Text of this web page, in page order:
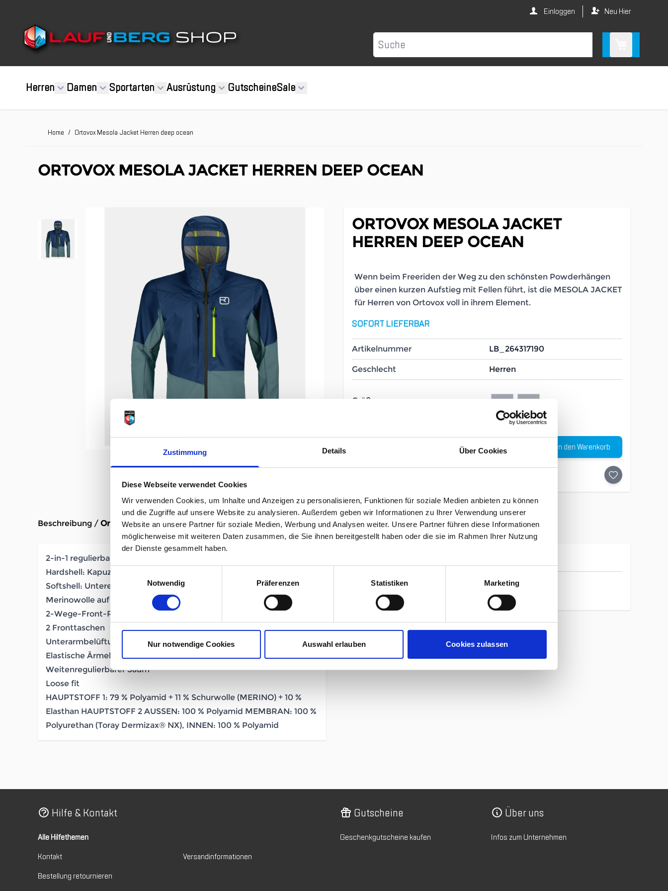
Zustimmung Details Über Cookies
Diese Webseite verwendet Cookies
Wir verwenden Cookies, um Inhalte und Anzeigen zu personalisieren, Funktionen für soziale Medien anbieten zu können
und die Zugriffe auf unsere Website zu analysieren. Außerdem geben wir Informationen zu Ihrer Verwendung unserer
Website an unsere Partner für soziale Medien, Werbung und Analysen weiter. Unsere Partner führen diese Informationen
möglicherweise mit weiteren Daten zusammen, die Sie ihnen bereitgestellt haben oder die sie im Rahmen Ihrer Nutzung
der Dienste gesammelt haben.
Einwilligungsauswahl
Notwendig
Präferenzen Statistiken Marketing
Nur notwendige Cookies Auswahl erlauben Cookies zulassen
Einloggen Neu Hier
Suche
Herren Damen Sportarten Ausrüstung GutscheineSale
Home / Ortovox Mesola Jacket Herren deep ocean
ORTOVOX MESOLA JACKET HERREN DEEP OCEAN
ORTOVOX MESOLA JACKET
HERREN DEEP OCEAN
Wenn beim Freeriden der Weg zu den schönsten Powderhängen
über einen kurzen Aufstieg mit Fellen führt, ist die MESOLA JACKET
für Herren von Ortovox voll in ihrem Element.
SOFORT LIEFERBAR
Artikelnummer LB_264317190
Geschlecht Herren
Größe
UVP389,95 €
30% In den Warenkorb
Beschreibung / Ortovox Mesola Jacket Herren deep ocean
2-in-1 regulierbare Sturmkapuze mit Schild
Hardshell: Kapuze, Schultern, obere Ärmel, Front
Softshell: Unterer Rücken, Seiten, Achselbereich, untere Ärmel
Merinowolle auf der Haut
2-Wege-Front-Reißverschluss
2 Fronttaschen
Unterarmbelüftung mit 2-Wege-Reißverschlüssen
Elastische Ärmelabschlüsse
Weitenregulierbarer Saum
Loose fit
HAUPTSTOFF 1: 79 % Polyamid + 11 % Schurwolle (MERINO) + 10 %
Elasthan HAUPTSTOFF 2 AUSSEN: 100 % Polyamid MEMBRAN: 100 %
Polyurethan (Toray Dermizax® NX), INNEN: 100 % Polyamid
Mehr Informationen
Hilfe & Kontakt
Alle Hilfethemen
Kontakt
Versandinformationen
Bestellung retournieren
Gutscheine
Geschenkgutscheine kaufen
Über uns
Infos zum Unternehmen